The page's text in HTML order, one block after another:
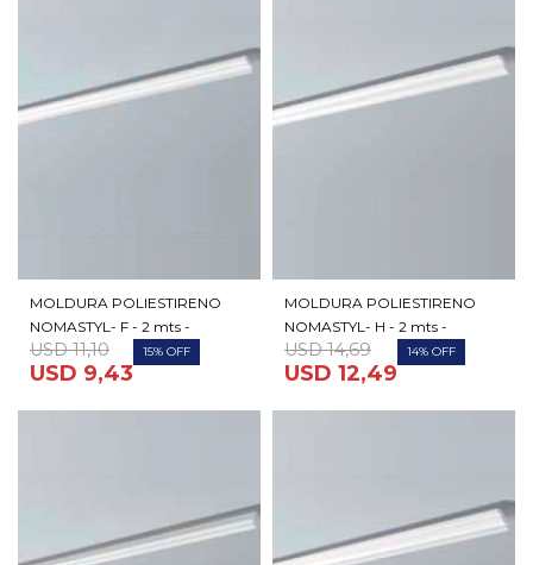
MOLDURA POLIESTIRENO
NOMASTYL- F - 2 mts -
USD 9,43
USD 11,10 15
MOLDURA POLIESTIRENO
NOMASTYL- H - 2 mts -
USD 12,49
USD 14,69 14